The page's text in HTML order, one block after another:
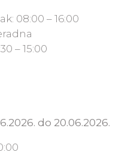
08:00 – 16:00
– 15:00
do 20.06.2026.